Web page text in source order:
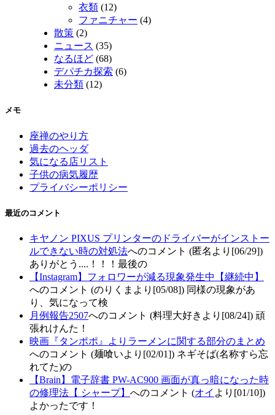
衣類 (12)
ファニチャー (4)
散策 (2)
ニュース (35)
なるほど (68)
デパチカ探索 (6)
未分類 (12)
メモ
座禅のやり方
過去のヘッダ
気になる店リスト
子供の病気履歴
プライバシーポリシー
最近のコメント
キヤノン PIXUS プリンターのドライバーがインストー
ルできない時の対処法へのコメント (匿名より[06/29])
ありがとう....！！！最後の
【Instagram】フォロワーが減る現象発生中【継続中】
へのコメント (のりくまより[05/08]) 同様の現象があ
り、気になって検
月例報告2507へのコメント (料理大好きより[08/24]) 頑
張れけんた！
映画『タンポポ』よりラーメンに関する部分のまとめ
へのコメント (麺喰いより[02/01]) ネギそば(名称すら忘
れてた)の
【Brain】電子辞書 PW-AC900 画面が真っ暗になった時
の修理法【 シャープ】 へのコメント (オイ より[01/10])
よかったです！